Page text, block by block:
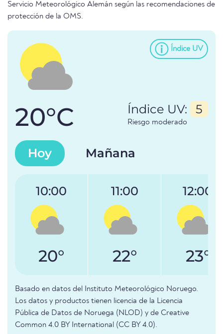
Servicio Meteorológico Alemán según las recomendaciones de
protección de la OMS.
Índice UV
20°C Índice UV: 5
Riesgo moderado
Hoy Mañana
10:00
20°
11:00
22°
12:00
23°
Basado en datos del Instituto Meteorológico Noruego.
Los datos y productos tienen licencia de la Licencia
Pública de Datos de Noruega (NLOD) y de Creative
Common 4.0 BY International (CC BY 4.0).